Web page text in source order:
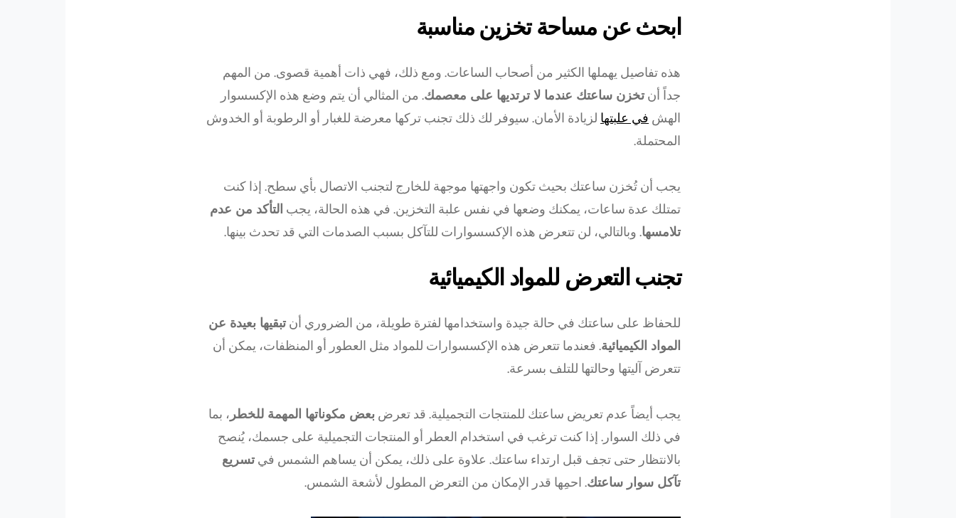
ابحث عن مساحة تخزين مناسبة
هذه تفاصيل يهملها الكثير من أصحاب الساعات. ومع ذلك، فهي ذات أهمية قصوى. من المهم
جداً أن تخزن ساعتك عندما لا ترتديها على معصمك. من المثالي أن يتم وضع هذه الإكسسوار
الهش في علبتها لزيادة الأمان. سيوفر لك ذلك تجنب تركها معرضة للغبار أو الرطوبة أو الخدوش
المحتملة.
يجب أن تُخزن ساعتك بحيث تكون واجهتها موجهة للخارج لتجنب الاتصال بأي سطح. إذا كنت
تمتلك عدة ساعات، يمكنك وضعها في نفس علبة التخزين. في هذه الحالة، يجب التأكد من عدم
تلامسها. وبالتالي، لن تتعرض هذه الإكسسوارات للتآكل بسبب الصدمات التي قد تحدث بينها.
تجنب التعرض للمواد الكيميائية
للحفاظ على ساعتك في حالة جيدة واستخدامها لفترة طويلة، من الضروري أن تبقيها بعيدة عن
المواد الكيميائية. فعندما تتعرض هذه الإكسسوارات للمواد مثل العطور أو المنظفات، يمكن أن
تتعرض آليتها وحالتها للتلف بسرعة.
يجب أيضاً عدم تعريض ساعتك للمنتجات التجميلية. قد تعرض بعض مكوناتها المهمة للخطر ، بما
في ذلك السوار. إذا كنت ترغب في استخدام العطر أو المنتجات التجميلية على جسمك، يُنصح
بالانتظار حتى تجف قبل ارتداء ساعتك. علاوة على ذلك، يمكن أن يساهم الشمس في تسريع
تآكل سوار ساعتك. احمِها قدر الإمكان من التعرض المطول لأشعة الشمس.